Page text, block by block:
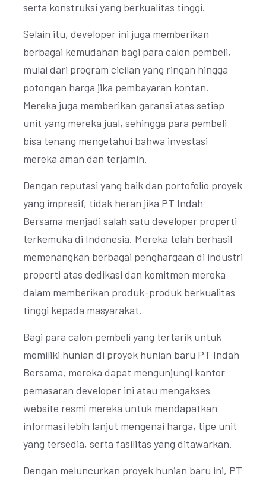
serta konstruksi yang berkualitas tinggi.
Selain itu, developer ini juga memberikan
berbagai kemudahan bagi para calon pembeli,
mulai dari program cicilan yang ringan hingga
potongan harga jika pembayaran kontan.
Mereka juga memberikan garansi atas setiap
unit yang mereka jual, sehingga para pembeli
bisa tenang mengetahui bahwa investasi
mereka aman dan terjamin.
Dengan reputasi yang baik dan portofolio proyek
yang impresif, tidak heran jika PT Indah
Bersama menjadi salah satu developer properti
terkemuka di Indonesia. Mereka telah berhasil
memenangkan berbagai penghargaan di industri
properti atas dedikasi dan komitmen mereka
dalam memberikan produk-produk berkualitas
tinggi kepada masyarakat.
Bagi para calon pembeli yang tertarik untuk
memiliki hunian di proyek hunian baru PT Indah
Bersama, mereka dapat mengunjungi kantor
pemasaran developer ini atau mengakses
website resmi mereka untuk mendapatkan
informasi lebih lanjut mengenai harga, tipe unit
yang tersedia, serta fasilitas yang ditawarkan.
Dengan meluncurkan proyek hunian baru ini, PT